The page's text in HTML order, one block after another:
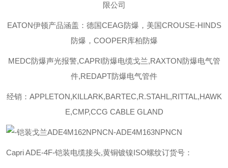
限公司
EATON伊顿产品涵盖：德国CEAG防爆，美国CROUSE-HINDS
防爆，COOPER库柏防爆
MEDC防爆声光报警,CAPRI防爆电缆戈兰,RAXTON防爆电气管
件,REDAPT防爆电气管件
经销：APPLETON,KILLARK,BARTEC,R.STAHL,RITTAL,HAWK
E,CMP,CCG CABLE GLAND
Capri ADE-4F-铠装电缆接头,黄铜镀镍ISO螺纹订货号：